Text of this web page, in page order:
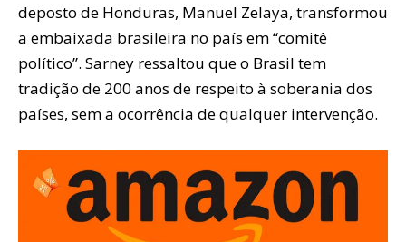
deposto de Honduras, Manuel Zelaya, transformou
a embaixada brasileira no país em “comitê
político”. Sarney ressaltou que o Brasil tem
tradição de 200 anos de respeito à soberania dos
países, sem a ocorrência de qualquer intervenção.